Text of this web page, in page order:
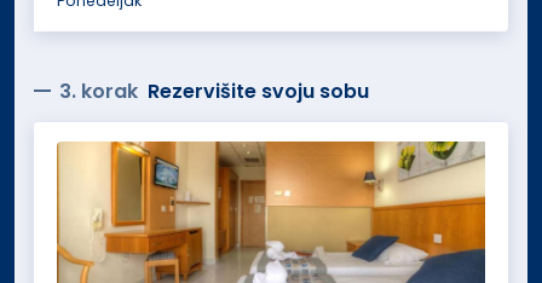
3. korak Rezervišite svoju sobu